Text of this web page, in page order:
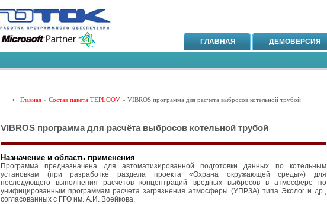
ГЛАВНАЯ ДЕМОВЕРСИЯ
• Главная » Состав пакета TEPLOOV » VIBROS программа для расчёта выбросов котельной трубой
VIBROS программа для расчёта выбросов котельной трубой
Назначение и область применения
Программа предназначена для автоматизированной подготовки данных по котельным
установкам (при разработке раздела проекта «Охрана окружающей среды») для
последующего выполнения расчетов концентраций вредных выбросов в атмосфере по
унифицированным программам расчета загрязнения атмосферы (УПРЗА) типа Эколог и др.,
согласованных с ГГО им. А.И. Воейкова.